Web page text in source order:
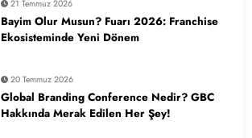
21 Temmuz 2026
Bayim Olur Musun? Fuarı 2026: Franchise
Ekosisteminde Yeni Dönem
20 Temmuz 2026
Global Branding Conference Nedir? GBC
Hakkında Merak Edilen Her Şey!